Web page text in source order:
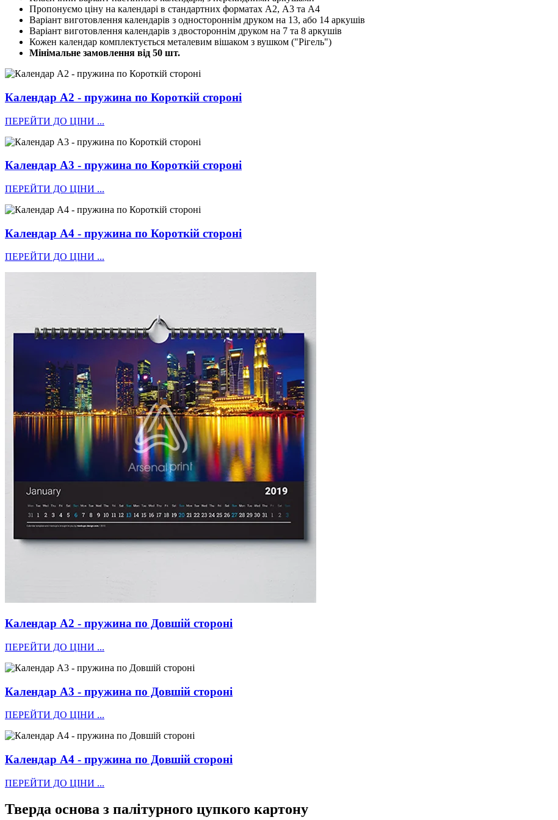
Пропонуємо ціну на календарі в стандартних форматах А2, А3 та А4
Варіант виготовлення календарів з одностороннім друком на 13, або 14 аркушів
Варіант виготовлення календарів з двостороннім друком на 7 та 8 аркушів
Кожен календар комплектується металевим вішаком з вушком ("Рігель")
Мінімальне замовлення від 50 шт.
Календар А2 - пружина по Короткій стороні
ПЕРЕЙТИ ДО ЦІНИ ...
Календар А3 - пружина по Короткій стороні
ПЕРЕЙТИ ДО ЦІНИ ...
Календар А4 - пружина по Короткій стороні
ПЕРЕЙТИ ДО ЦІНИ ...
Календар А2 - пружина по Довшій стороні
ПЕРЕЙТИ ДО ЦІНИ ...
Календар А3 - пружина по Довшій стороні
ПЕРЕЙТИ ДО ЦІНИ ...
Календар А4 - пружина по Довшій стороні
ПЕРЕЙТИ ДО ЦІНИ ...
Тверда основа з палітурного цупкого картону